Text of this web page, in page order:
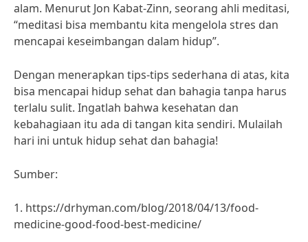
alam. Menurut Jon Kabat-Zinn, seorang ahli meditasi,
“meditasi bisa membantu kita mengelola stres dan
mencapai keseimbangan dalam hidup”.
Dengan menerapkan tips-tips sederhana di atas, kita
bisa mencapai hidup sehat dan bahagia tanpa harus
terlalu sulit. Ingatlah bahwa kesehatan dan
kebahagiaan itu ada di tangan kita sendiri. Mulailah
hari ini untuk hidup sehat dan bahagia!
Sumber:
1. https://drhyman.com/blog/2018/04/13/food-
medicine-good-food-best-medicine/